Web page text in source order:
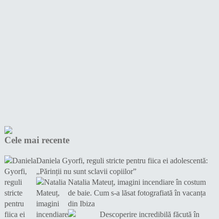
Cele mai recente
Daniela Gyorfi, reguli stricte pentru fiica ei adolescentă:
„Părinții nu sunt sclavii copiilor”
Natalia Mateuț, imagini incendiare în costum
de baie. Cum s-a lăsat fotografiată în vacanța
din Ibiza
Descoperire incredibilă făcută în